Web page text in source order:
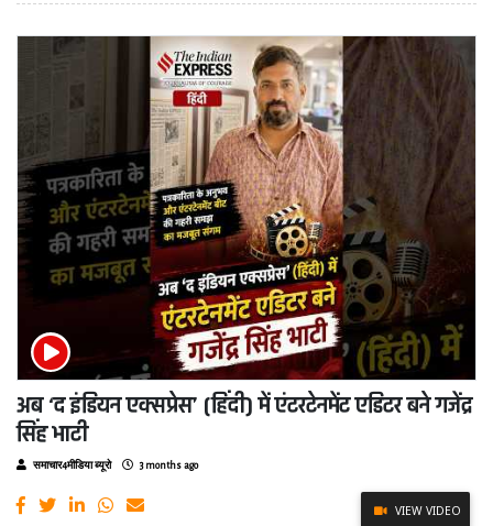
अब ‘द इंडियन एक्सप्रेस’ (हिंदी) में एंटरटेनमेंट एडिटर बने गजेंद्र
सिंह भाटी
समाचार4मीडिया ब्यूरो 3 months ago
VIEW VIDEO